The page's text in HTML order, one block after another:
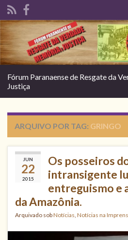
Search for:
Fórum Paranaense de Resgate da
Justiça
ARQUIVO POR TAG: GRINGO
JUN
22
2015
Os posseiros
intransigente
entreguismo e
da Amazônia.
Arquivado sobNotícias Notícias na